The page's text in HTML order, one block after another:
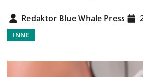
Redaktor Blue Whale Press
INNE